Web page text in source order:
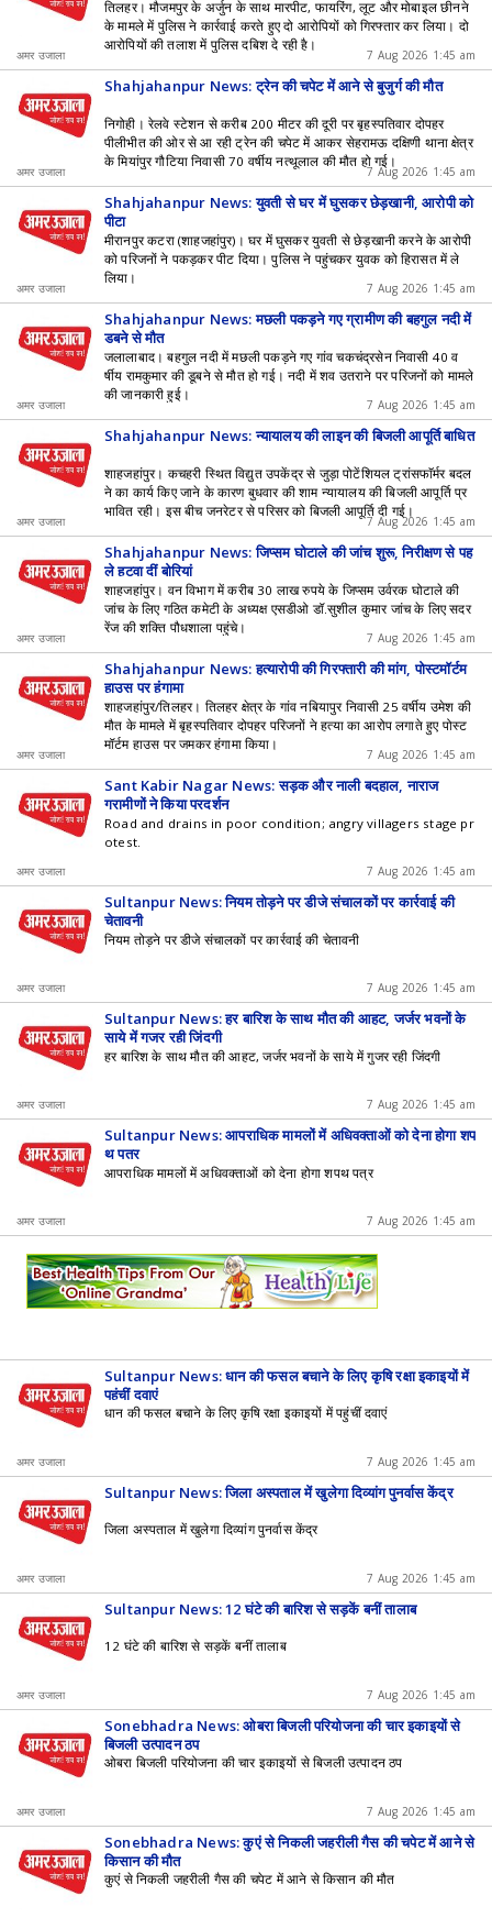
तिलहर। मौजमपुर के अर्जुन के साथ मारपीट, फायरिंग, लूट और मोबाइल छीनने
के मामले में पुलिस ने कार्रवाई करते हुए दो आरोपियों को गिरफ्तार कर लिया। दो
आरोपियों की तलाश में पुलिस दबिश दे रही है।
अमर उजाला 7 Aug 2026 1:45 am
Shahjahanpur News: ट्रेन की चपेट में आने से बुजुर्ग की मौत
निगोही। रेलवे स्टेशन से करीब 200 मीटर की दूरी पर बृहस्पतिवार दोपहर
पीलीभीत की ओर से आ रही ट्रेन की चपेट में आकर सेहरामऊ दक्षिणी थाना क्षेत्र
के मियांपुर गौटिया निवासी 70 वर्षीय नत्थूलाल की मौत हो गई।
अमर उजाला 7 Aug 2026 1:45 am
Shahjahanpur News: युवती से घर में घुसकर छेड़खानी, आरोपी को
पीटा
मीरानपुर कटरा (शाहजहांपुर)। घर में घुसकर युवती से छेड़खानी करने के आरोपी
को परिजनों ने पकड़कर पीट दिया। पुलिस ने पहुंचकर युवक को हिरासत में ले
लिया।
अमर उजाला 7 Aug 2026 1:45 am
Shahjahanpur News: मछली पकड़ने गए ग्रामीण की बहगुल नदी में
डूबने से मौत
जलालाबाद। बहगुल नदी में मछली पकड़ने गए गांव चकचंद्रसेन निवासी 40 व
र्षीय रामकुमार की डूबने से मौत हो गई। नदी में शव उतराने पर परिजनों को मामले
की जानकारी हुई।
अमर उजाला 7 Aug 2026 1:45 am
Shahjahanpur News: न्यायालय की लाइन की बिजली आपूर्ति बाधित
शाहजहांपुर। कचहरी स्थित विद्युत उपकेंद्र से जुड़ा पोटेंशियल ट्रांसफाॅर्मर बदल
ने का कार्य किए जाने के कारण बुधवार की शाम न्यायालय की बिजली आपूर्ति प्र
भावित रही। इस बीच जनरेटर से परिसर को बिजली आपूर्ति दी गई।
अमर उजाला 7 Aug 2026 1:45 am
Shahjahanpur News: जिप्सम घोटाले की जांच शुरू, निरीक्षण से पह
ले हटवा दीं बोरियां
शाहजहांपुर। वन विभाग में करीब 30 लाख रुपये के जिप्सम उर्वरक घोटाले की
जांच के लिए गठित कमेटी के अध्यक्ष एसडीओ डॉ.सुशील कुमार जांच के लिए सदर
रेंज की शक्ति पौधशाला पहुंचे।
अमर उजाला 7 Aug 2026 1:45 am
Shahjahanpur News: हत्यारोपी की गिरफ्तारी की मांग, पोस्टमॉर्टम
हाउस पर हंगामा
शाहजहांपुर/तिलहर। तिलहर क्षेत्र के गांव नबियापुर निवासी 25 वर्षीय उमेश की
मौत के मामले में बृहस्पतिवार दोपहर परिजनों ने हत्या का आरोप लगाते हुए पोस्ट
मॉर्टम हाउस पर जमकर हंगामा किया।
अमर उजाला 7 Aug 2026 1:45 am
Sant Kabir Nagar News: सड़क और नाली बदहाल, नाराज
ग्रामीणों ने किया प्रदर्शन
Road and drains in poor condition; angry villagers stage pr
otest.
अमर उजाला 7 Aug 2026 1:45 am
Sultanpur News: नियम तोड़ने पर डीजे संचालकों पर कार्रवाई की
चेतावनी
नियम तोड़ने पर डीजे संचालकों पर कार्रवाई की चेतावनी
अमर उजाला 7 Aug 2026 1:45 am
Sultanpur News: हर बारिश के साथ मौत की आहट, जर्जर भवनों के
साये में गुजर रही जिंदगी
हर बारिश के साथ मौत की आहट, जर्जर भवनों के साये में गुजर रही जिंदगी
अमर उजाला 7 Aug 2026 1:45 am
Sultanpur News: आपराधिक मामलों में अधिवक्ताओं को देना होगा शप
थ पत्र
आपराधिक मामलों में अधिवक्ताओं को देना होगा शपथ पत्र
अमर उजाला 7 Aug 2026 1:45 am
Sultanpur News: धान की फसल बचाने के लिए कृषि रक्षा इकाइयों में
पहुंचीं दवाएं
धान की फसल बचाने के लिए कृषि रक्षा इकाइयों में पहुंचीं दवाएं
अमर उजाला 7 Aug 2026 1:45 am
Sultanpur News: जिला अस्पताल में खुलेगा दिव्यांग पुनर्वास केंद्र
जिला अस्पताल में खुलेगा दिव्यांग पुनर्वास केंद्र
अमर उजाला 7 Aug 2026 1:45 am
Sultanpur News: 12 घंटे की बारिश से सड़कें बनीं तालाब
12 घंटे की बारिश से सड़कें बनीं तालाब
अमर उजाला 7 Aug 2026 1:45 am
Sonebhadra News: ओबरा बिजली परियोजना की चार इकाइयों से
बिजली उत्पादन ठप
ओबरा बिजली परियोजना की चार इकाइयों से बिजली उत्पादन ठप
अमर उजाला 7 Aug 2026 1:45 am
Sonebhadra News: कुएं से निकली जहरीली गैस की चपेट में आने से
किसान की मौत
कुएं से निकली जहरीली गैस की चपेट में आने से किसान की मौत